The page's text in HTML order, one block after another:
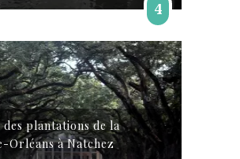
4
plantations de la
Orléans à Natchez